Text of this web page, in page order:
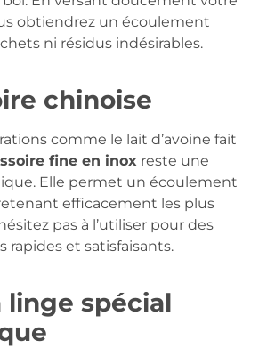
obtiendrez un écoulement
ni résidus indésirables.
chinoise
comme le lait d’avoine fait
fine en inox reste une
Elle permet un écoulement
efficacement les plus
pas à l’utiliser pour des
rapides et satisfaisants.
linge spécial